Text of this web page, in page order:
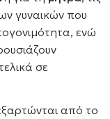
γυναικών που
ενώ
σε
από το